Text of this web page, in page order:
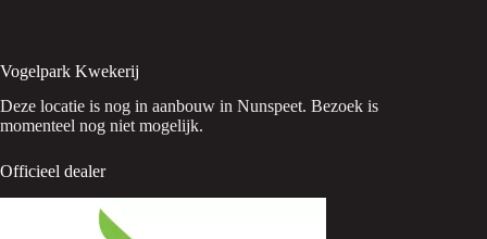
Vogelpark Kwekerij
Deze locatie is nog in aanbouw in Nunspeet. Bezoek is
momenteel nog niet mogelijk.
Officieel dealer